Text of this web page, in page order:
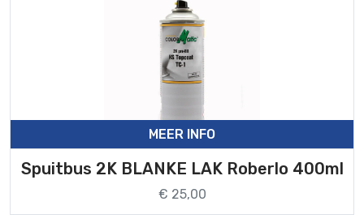
MEER INFO
Spuitbus 2K BLANKE LAK Roberlo 400ml
€ 25,00